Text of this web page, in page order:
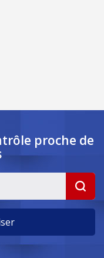
proche de